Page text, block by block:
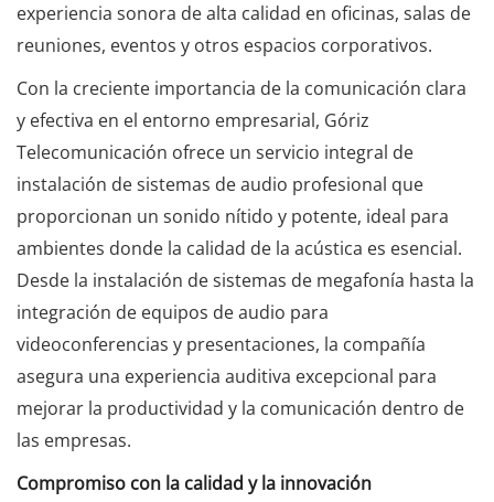
experiencia sonora de alta calidad en oficinas, salas de
reuniones, eventos y otros espacios corporativos.
Con la creciente importancia de la comunicación clara
y efectiva en el entorno empresarial, Góriz
Telecomunicación ofrece un servicio integral de
instalación de sistemas de audio profesional que
proporcionan un sonido nítido y potente, ideal para
ambientes donde la calidad de la acústica es esencial.
Desde la instalación de sistemas de megafonía hasta la
integración de equipos de audio para
videoconferencias y presentaciones, la compañía
asegura una experiencia auditiva excepcional para
mejorar la productividad y la comunicación dentro de
las empresas.
Compromiso con la calidad y la innovación